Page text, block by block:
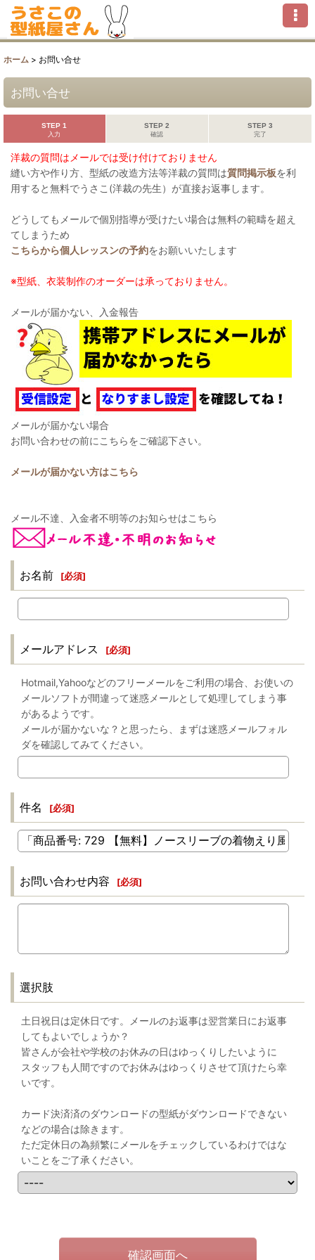
ホーム > お問い合せ
お問い合せ
STEP 1
入力
STEP 2
確認
STEP 3
完了
洋裁の質問はメールでは受け付けておりません
縫い方や作り方、型紙の改造方法等洋裁の質問は質問掲示板を利
用すると無料でうさこ(洋裁の先生）が直接お返事します。
どうしてもメールで個別指導が受けたい場合は無料の範疇を超え
てしまうため
こちらから個人レッスンの予約をお願いいたします
※型紙、衣装制作のオーダーは承っておりません。
メールが届かない、入金報告
メールが届かない場合
お問い合わせの前にこちらをご確認下さい。
メールが届かない方はこちら
メール不達、入金者不明等のお知らせはこちら
お名前 [必須]
メールアドレス [必須]
Hotmail,Yahooなどのフリーメールをご利用の場合、お使いの
メールソフトが間違って迷惑メールとして処理してしまう事
があるようです。
メールが届かないな？と思ったら、まずは迷惑メールフォル
ダを確認してみてください。
件名 [必須]
お問い合わせ内容 [必須]
選択肢
土日祝日は定休日です。メールのお返事は翌営業日にお返事
してもよいでしょうか？
皆さんが会社や学校のお休みの日はゆっくりしたいように
スタッフも人間ですのでお休みはゆっくりさせて頂けたら幸
いです。
カード決済済のダウンロードの型紙がダウンロードできない
などの場合は除きます。
ただ定休日の為頻繁にメールをチェックしているわけではな
いことをご了承ください。
確認画面へ